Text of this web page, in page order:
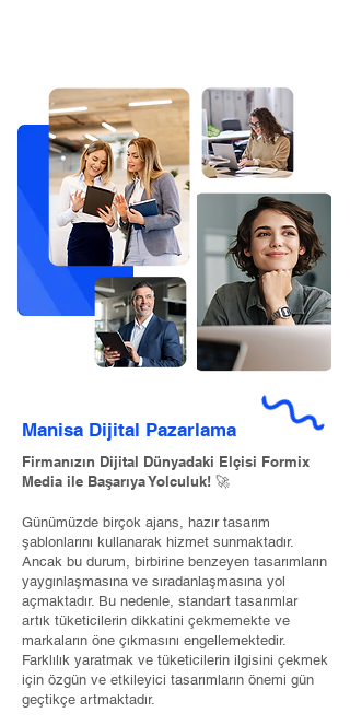
Manisa Dijital Pazarlama
Firmanızın Dijital Dünyadaki Elçisi Formix
Media ile Başarıya Yolculuk! 🚀
Günümüzde birçok ajans, hazır tasarım
şablonlarını kullanarak hizmet sunmaktadır.
Ancak bu durum, birbirine benzeyen tasarımların
yaygınlaşmasına ve sıradanlaşmasına yol
açmaktadır. Bu nedenle, standart tasarımlar
artık tüketicilerin dikkatini çekmemekte ve
markaların öne çıkmasını engellemektedir.
Farklılık yaratmak ve tüketicilerin ilgisini çekmek
için özgün ve etkileyici tasarımların önemi gün
geçtikçe artmaktadır.